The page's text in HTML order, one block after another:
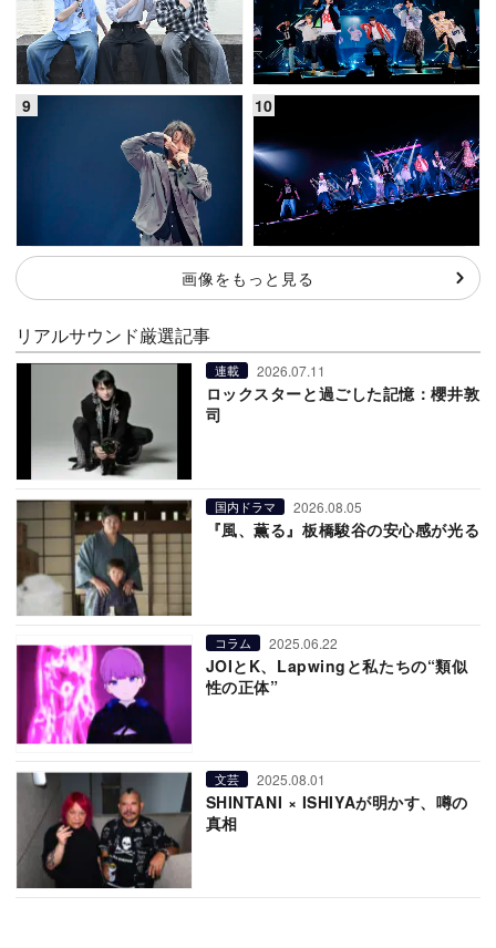
画像をもっと見る
リアルサウンド厳選記事
連載 2026.07.11
ロックスターと過ごした記憶：櫻井敦
司
国内ドラマ 2026.08.05
『風、薫る』板橋駿谷の安心感が光る
コラム 2025.06.22
JOIとK、Lapwingと私たちの“類似
性の正体”
文芸 2025.08.01
SHINTANI × ISHIYAが明かす、噂の
真相